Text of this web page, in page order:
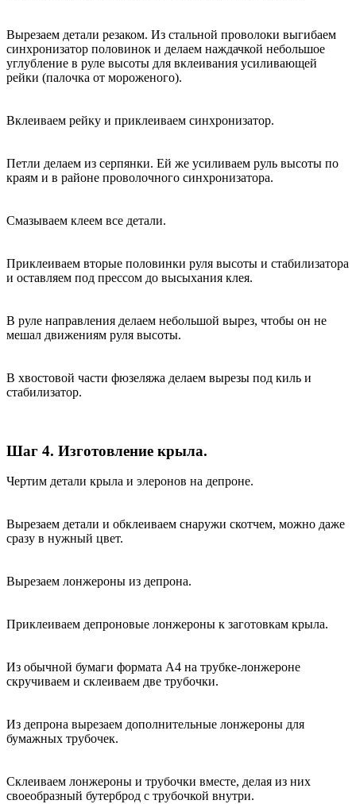
Вырезаем детали резаком. Из стальной проволоки выгибаем
синхронизатор половинок и делаем наждачкой небольшое
углубление в руле высоты для вклеивания усиливающей
рейки (палочка от мороженого).
Вклеиваем рейку и приклеиваем синхронизатор.
Петли делаем из серпянки. Ей же усиливаем руль высоты по
краям и в районе проволочного синхронизатора.
Смазываем клеем все детали.
Приклеиваем вторые половинки руля высоты и стабилизатора
и оставляем под прессом до высыхания клея.
В руле направления делаем небольшой вырез, чтобы он не
мешал движениям руля высоты.
В хвостовой части фюзеляжа делаем вырезы под киль и
стабилизатор.
Шаг 4. Изготовление крыла.
Чертим детали крыла и элеронов на депроне.
Вырезаем детали и обклеиваем снаружи скотчем, можно даже
сразу в нужный цвет.
Вырезаем лонжероны из депрона.
Приклеиваем депроновые лонжероны к заготовкам крыла.
Из обычной бумаги формата А4 на трубке-лонжероне
скручиваем и склеиваем две трубочки.
Из депрона вырезаем дополнительные лонжероны для
бумажных трубочек.
Склеиваем лонжероны и трубочки вместе, делая из них
своеобразный бутерброд с трубочкой внутри.